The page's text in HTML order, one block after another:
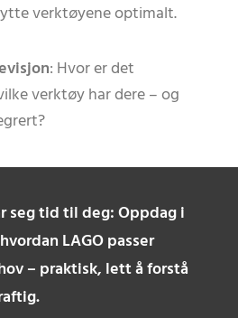
verktøyene optimalt.
: Hvor er det
verktøy har dere – og
seg tid til deg: Oppdag i
LAGO passer
– praktisk, lett å forstå